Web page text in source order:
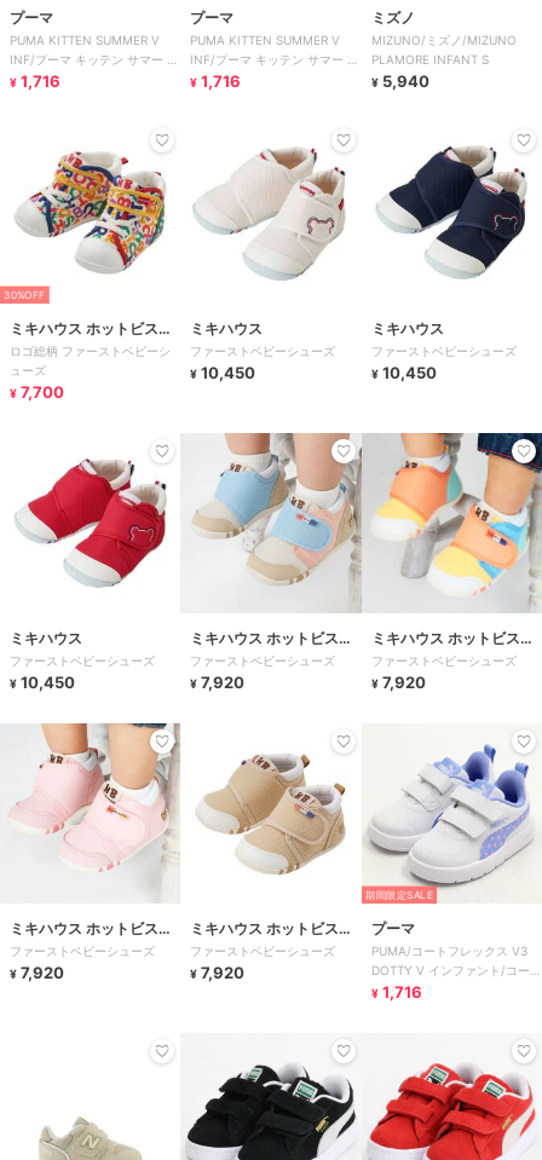
プーマ
PUMA KITTEN SUMMER V
INF/プーマ キッテン サマー V
インファント
¥ 1,716
プーマ
PUMA KITTEN SUMMER V
INF/プーマ キッテン サマー V
インファント
¥ 1,716
ミズノ
MIZUNO/ミズノ/MIZUNO
PLAMORE INFANT S
¥ 5,940
30%OFF
ミキハウス ホットビスケ
ッツ
ロゴ総柄 ファーストベビーシ
ューズ
¥ 7,700
ミキハウス
ファーストベビーシューズ
¥ 10,450
ミキハウス
ファーストベビーシューズ
¥ 10,450
ミキハウス
ファーストベビーシューズ
¥ 10,450
ミキハウス ホットビスケ
ッツ
ファーストベビーシューズ
¥ 7,920
ミキハウス ホットビスケ
ッツ
ファーストベビーシューズ
¥ 7,920
ミキハウス ホットビスケ
ッツ
ファーストベビーシューズ
¥ 7,920
ミキハウス ホットビスケ
ッツ
ファーストベビーシューズ
¥ 7,920
期間限定SALE
プーマ
PUMA/コートフレックス V3
DOTTY V インファント/コート
フレックス V3 ドッティ
¥ 1,716